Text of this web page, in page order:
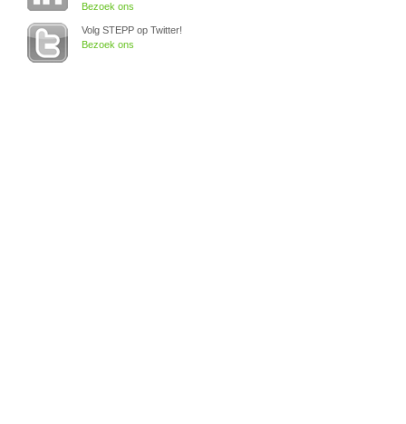
Bezoek ons
Volg STEPP op Twitter!
Bezoek ons